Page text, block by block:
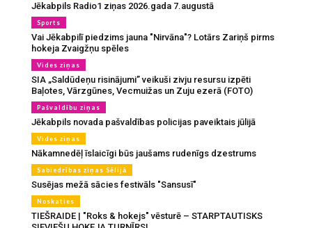
Jēkabpils Radio1 ziņas 2026.gada 7.augustā
Sports
Vai Jēkabpilī piedzims jauna "Nirvāna"? Lotārs Zariņš pirms
hokeja Zvaigžņu spēles
Vides ziņas
SIA „Saldūdeņu risinājumi” veikuši zivju resursu izpēti
Baļotes, Vārzgūnes, Vecmuižas un Zuju ezerā (FOTO)
Pašvaldību ziņas
Jēkabpils novada pašvaldības policijas paveiktais jūlijā
Vides ziņas
Nākamnedēļ īslaicīgi būs jaušams rudenīgs dzestrums
Sabiedrības ziņas Sēlijā
Susējas mežā sācies festivāls "Sansusī"
Noskaties
TIEŠRAIDE | "Roks & hokejs" vēsturē – STARPTAUTISKS